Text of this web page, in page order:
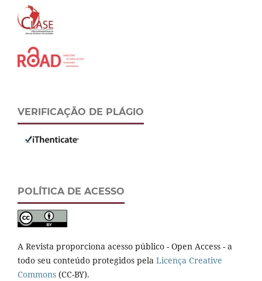
VERIFICAÇÃO DE PLÁGIO
POLÍTICA DE ACESSO
A Revista proporciona acesso público - Open Access - a
todo seu conteúdo protegidos pela Licença Creative
Commons (CC-BY).